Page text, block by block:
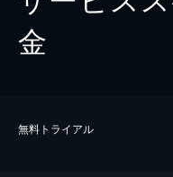
金
無料トライアル